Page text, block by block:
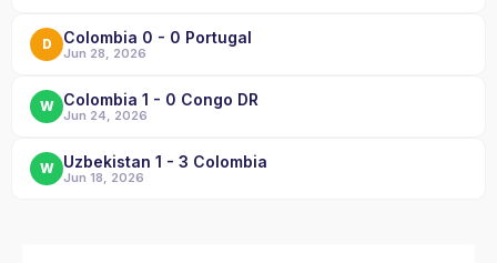
D Colombia 0 - 0 Portugal
Jun 28, 2026
W Colombia 1 - 0 Congo DR
Jun 24, 2026
W Uzbekistan 1 - 3 Colombia
Jun 18, 2026